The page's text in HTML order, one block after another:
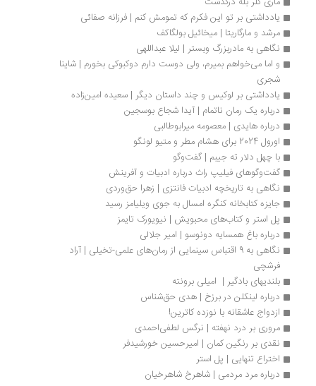
یادداشتی بر تو این فکرم که تمومش کنم | فرزانه صفائی
مرشد و مارگاریتا | میخائیل بولگاکف
نگاهی به مادربزرگ وبستر | لیلا عبداللهی
و اما می‌خواهم بمیرم، ولی دوست دارم دوکبوکی بخورم | شاینا
یادداشتی بر لوکیس و چند داستان دیگر | سعیده امین‌زاده
درباره یک رمان ناتمام | آیدا شجاع بوسجین
درباره هایدی | معصومه میرابوطالبی
اورول 2024 برای هشام مطر و متیو لونگو
با چهل دلار ته جیبم | گفت‌وگو
گفت‌وگوهای فیلیپ راث درباره ادبیات و آفرینش
نگاهی به تاریخچه ادبیات فانتزی | زهرا حق‌وردی
جایزه کتابخانه کنگره امسال به جوی ویلیامز رسید
پل استر و کتاب‌های محبویش | نیویورک تایمز
درباره باغ همسایه دونوسو | امیر جلالی
نگاهی به 9 اقتباس سینمایی ‌از رمان‌های علمی-تخیلی | آراد
بلندیهای بادگیر |  امیلی برونته
درباره لینکلن در برزخ | هدی حق‌شناس
ازدواج عاشقانه با نوزده کاترین!
مروری بر درد نهفته | نرگس لطفی‌احمدی
نقدی بر رنگین کمان | امیرحسین خورشیدفر
اختراع تنهایی | پل استر
درباره مرد مردمی | شاهرخ شاهرخیان